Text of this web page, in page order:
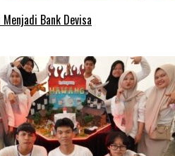
Bank Devisa